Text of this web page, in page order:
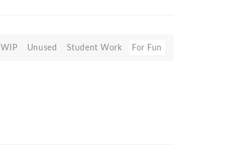
WIP Unused Student Work For Fun